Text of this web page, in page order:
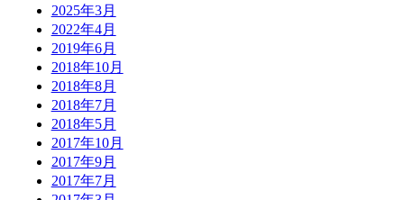
2025年3月
2022年4月
2019年6月
2018年10月
2018年8月
2018年7月
2018年5月
2017年10月
2017年9月
2017年7月